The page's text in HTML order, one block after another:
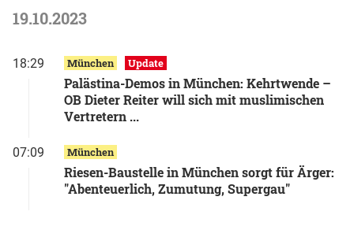
19.10.2023
18:29 München Update
Palästina-Demos in München: Kehrtwende –
OB Dieter Reiter will sich mit muslimischen
Vertretern ...
07:09 München
Riesen-Baustelle in München sorgt für Ärger:
"Abenteuerlich, Zumutung, Supergau"